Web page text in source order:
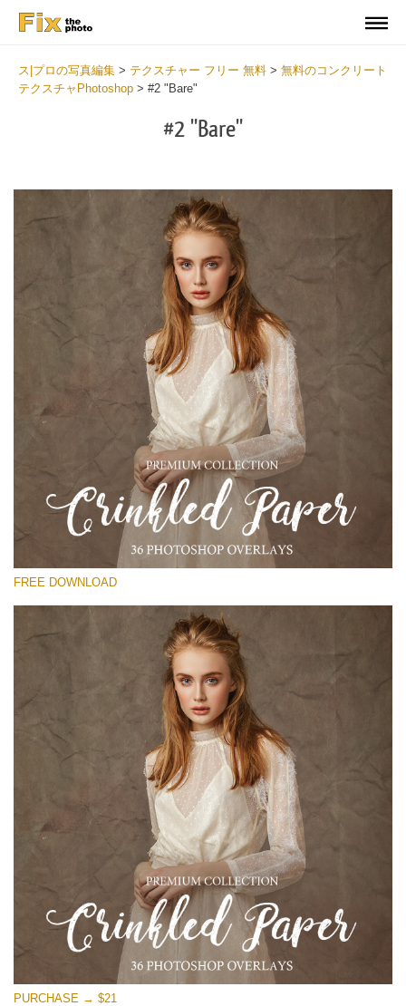
ス|プロの写真編集 > テクスチャー フリー 無料 > 無料のコンクリート
テクスチャPhotoshop > #2 "Bare"
#2 "Bare"
選んでください
Free Photoshop Overlay
Small 800*533px
Сrinkled Paper
(36 Overlays)
Entire Collection
Large 6000*4000px
無料ダウンロード
FREE DOWNLOAD
PURCHASE → $21